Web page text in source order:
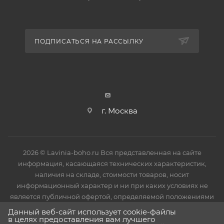
установки защитное покрытие необходимо снять.
ПОДПИСАТЬСЯ НА РАССЫЛКУ
г. Москва
2026 © Lavinia-boho.ru Вся представленная на сайте
информация, касающаяся технических характеристик,
наличия на складе, стоимости товаров, носит
информационный характер и ни при каких условиях не
является публичной офертой, определяемой положениями
Статьи 437(2) Гражданского кодекса РФ.
Данный веб-сайт использует cookie-файлы
в целях предоставления вам лучшего